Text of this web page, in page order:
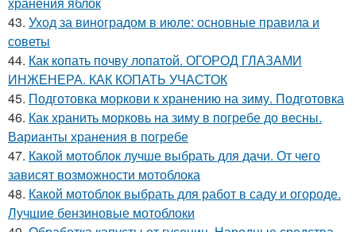
43. Уход за виноградом в июле: основные правила и
советы
44. Как копать почву лопатой. ОГОРОД ГЛАЗАМИ
ИНЖЕНЕРА. КАК КОПАТЬ УЧАСТОК
45. Подготовка моркови к хранению на зиму. Подготовка
46. Как хранить морковь на зиму в погребе до весны.
Варианты хранения в погребе
47. Какой мотоблок лучше выбрать для дачи. От чего
зависят возможности мотоблока
48. Какой мотоблок выбрать для работ в саду и огороде.
Лучшие бензиновые мотоблоки